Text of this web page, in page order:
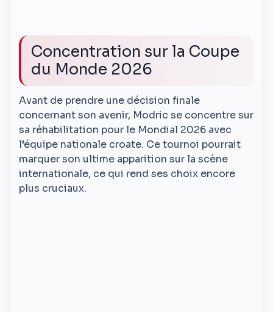
Concentration sur la Coupe
du Monde 2026
Avant de prendre une décision finale
concernant son avenir, Modric se concentre sur
sa réhabilitation pour le Mondial 2026 avec
l’équipe nationale croate. Ce tournoi pourrait
marquer son ultime apparition sur la scène
internationale, ce qui rend ses choix encore
plus cruciaux.